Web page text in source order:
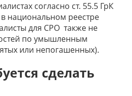
согласно ст. 55.5 ГрК
национальном реестре
для СРО также не
по умышленным
или непогашенных).
сделать